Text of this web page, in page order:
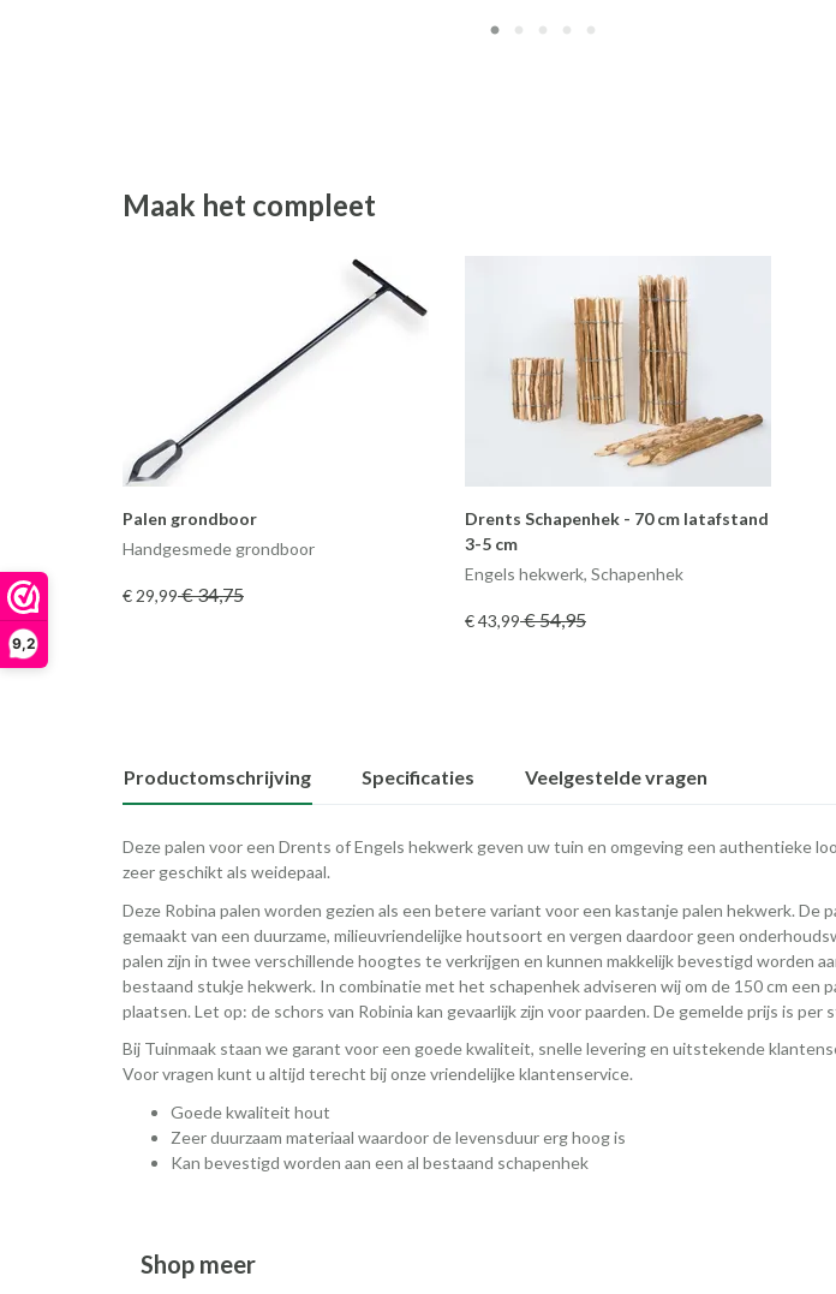
9,2
Maak het compleet
Palen grondboor
Handgesmede grondboor
€ 29,99€ 34,75
Drents Schapenhek - 70 cm latafstand
3-5 cm
Engels hekwerk, Schapenhek
€ 43,99€ 54,95
Productomschrijving Specificaties Veelgestelde vragen
Deze palen voor een Drents of Engels hekwerk geven uw tuin en omgeving een authentieke
zeer geschikt als weidepaal.
Deze Robina palen worden gezien als een betere variant voor een kastanje palen hekwerk. De
gemaakt van een duurzame, milieuvriendelijke houtsoort en vergen daardoor geen
palen zijn in twee verschillende hoogtes te verkrijgen en kunnen makkelijk bevestigd worden
bestaand stukje hekwerk. In combinatie met het schapenhek adviseren wij om de 150 cm een
plaatsen. Let op: de schors van Robinia kan gevaarlijk zijn voor paarden. De gemelde prijs is per
Bij Tuinmaak staan we garant voor een goede kwaliteit, snelle levering en uitstekende
Voor vragen kunt u altijd terecht bij onze vriendelijke klantenservice.
Goede kwaliteit hout
Zeer duurzaam materiaal waardoor de levensduur erg hoog is
Kan bevestigd worden aan een al bestaand schapenhek
Shop meer